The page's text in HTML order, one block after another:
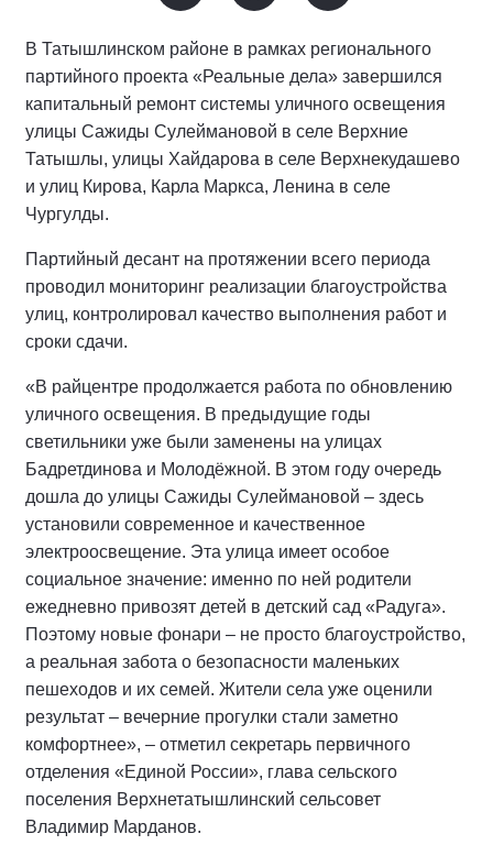
В Татышлинском районе в рамках регионального
партийного проекта «Реальные дела» завершился
капитальный ремонт системы уличного освещения
улицы Сажиды Сулеймановой в селе Верхние
Татышлы, улицы Хайдарова в селе Верхнекудашево
и улиц Кирова, Карла Маркса, Ленина в селе
Чургулды.
Партийный десант на протяжении всего периода
проводил мониторинг реализации благоустройства
улиц, контролировал качество выполнения работ и
сроки сдачи.
«В райцентре продолжается работа по обновлению
уличного освещения. В предыдущие годы
светильники уже были заменены на улицах
Бадретдинова и Молодёжной. В этом году очередь
дошла до улицы Сажиды Сулеймановой – здесь
установили современное и качественное
электроосвещение. Эта улица имеет особое
социальное значение: именно по ней родители
ежедневно привозят детей в детский сад «Радуга».
Поэтому новые фонари – не просто благоустройство,
а реальная забота о безопасности маленьких
пешеходов и их семей. Жители села уже оценили
результат – вечерние прогулки стали заметно
комфортнее», – отметил секретарь первичного
отделения «Единой России», глава сельского
поселения Верхнетатышлинский сельсовет
Владимир Марданов.